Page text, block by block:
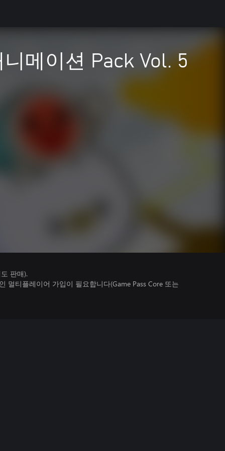
메이션 Pack Vol. 5
판매).
멀티플레이어 가입이 필요합니다(Game Pass Core 또는